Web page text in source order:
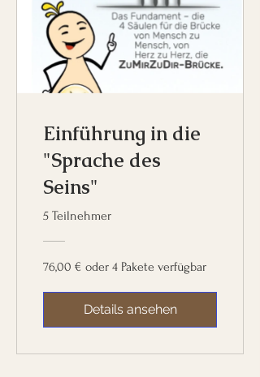
Einführung in die
"Sprache des
Seins"
5 Teilnehmer
76,00 € oder 4 Pakete verfügbar
Details ansehen